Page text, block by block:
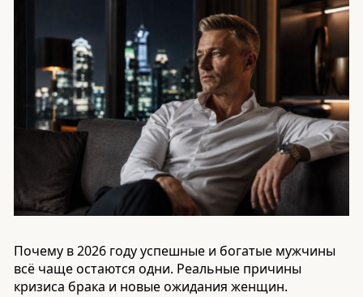
Почему в 2026 году успешные и богатые мужчины
всё чаще остаются одни. Реальные причины
кризиса брака и новые ожидания женщин.